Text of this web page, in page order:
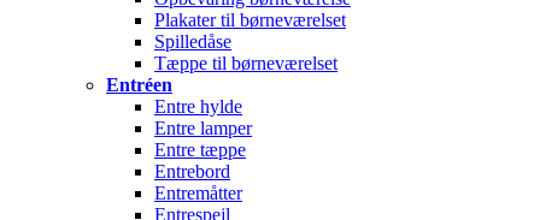
Plakater til børneværelset
Spilledåse
Tæppe til børneværelset
Entréen
Entre hylde
Entre lamper
Entre tæppe
Entrebord
Entremåtter
Entrespejl